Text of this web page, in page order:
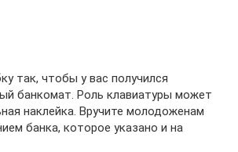
так, чтобы у вас получился
банкомат. Роль клавиатуры может
наклейка. Вручите молодоженам
банка, которое указано и на